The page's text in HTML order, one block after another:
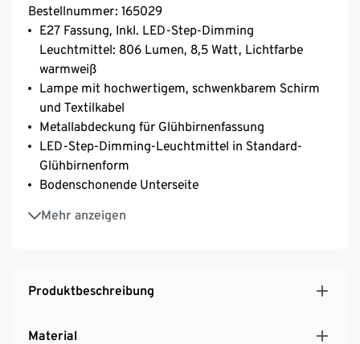
Bestellnummer: 165029
E27 Fassung, Inkl. LED-Step-Dimming
Leuchtmittel: 806 Lumen, 8,5 Watt, Lichtfarbe
warmweiß
Lampe mit hochwertigem, schwenkbarem Schirm
und Textilkabel
Metallabdeckung für Glühbirnenfassung
LED-Step-Dimming-Leuchtmittel in Standard-
Glühbirnenform
Bodenschonende Unterseite
Mehr anzeigen
Durch den An-/Ausschalter am Kabel per Step-
Dimming dimmbar: 100%, 50%, 25%
Produktbeschreibung
Material